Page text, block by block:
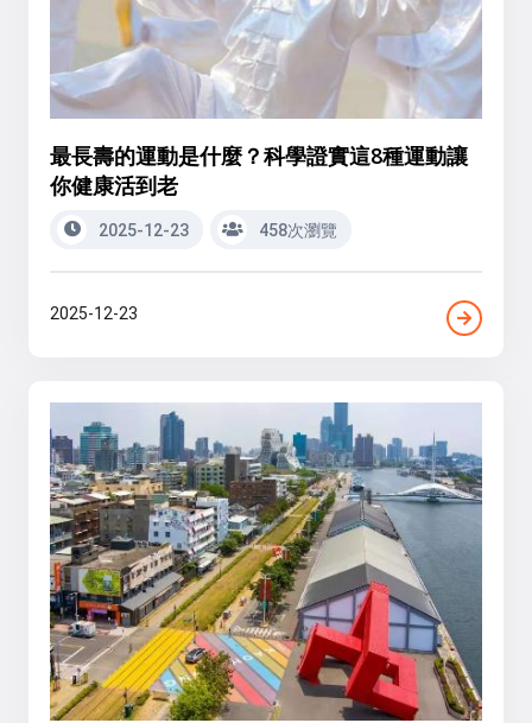
最長壽的運動是什麼？科學證實這8種運動讓
你健康活到老
2025-12-23 458次瀏覽
2025-12-23